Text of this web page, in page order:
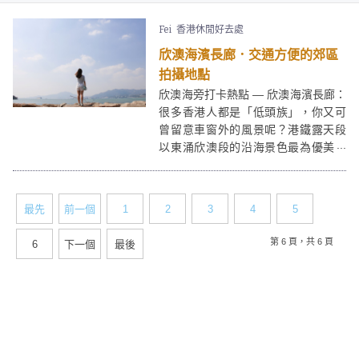
Fei 香港休閒好去處
欣澳海濱長廊．交通方便的郊區
拍攝地點
欣澳海旁打卡熱點 — 欣澳海濱長廊：
很多香港人都是「低頭族」，你又可
曾留意車窗外的風景呢？港鐵露天段
以東涌欣澳段的沿海景色最為優美，
最先 前一個 1 2 3 4 5
6 下一個 最後 第 6 頁，共 6 頁